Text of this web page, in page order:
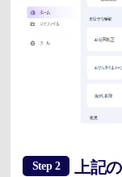
Step 2
上記